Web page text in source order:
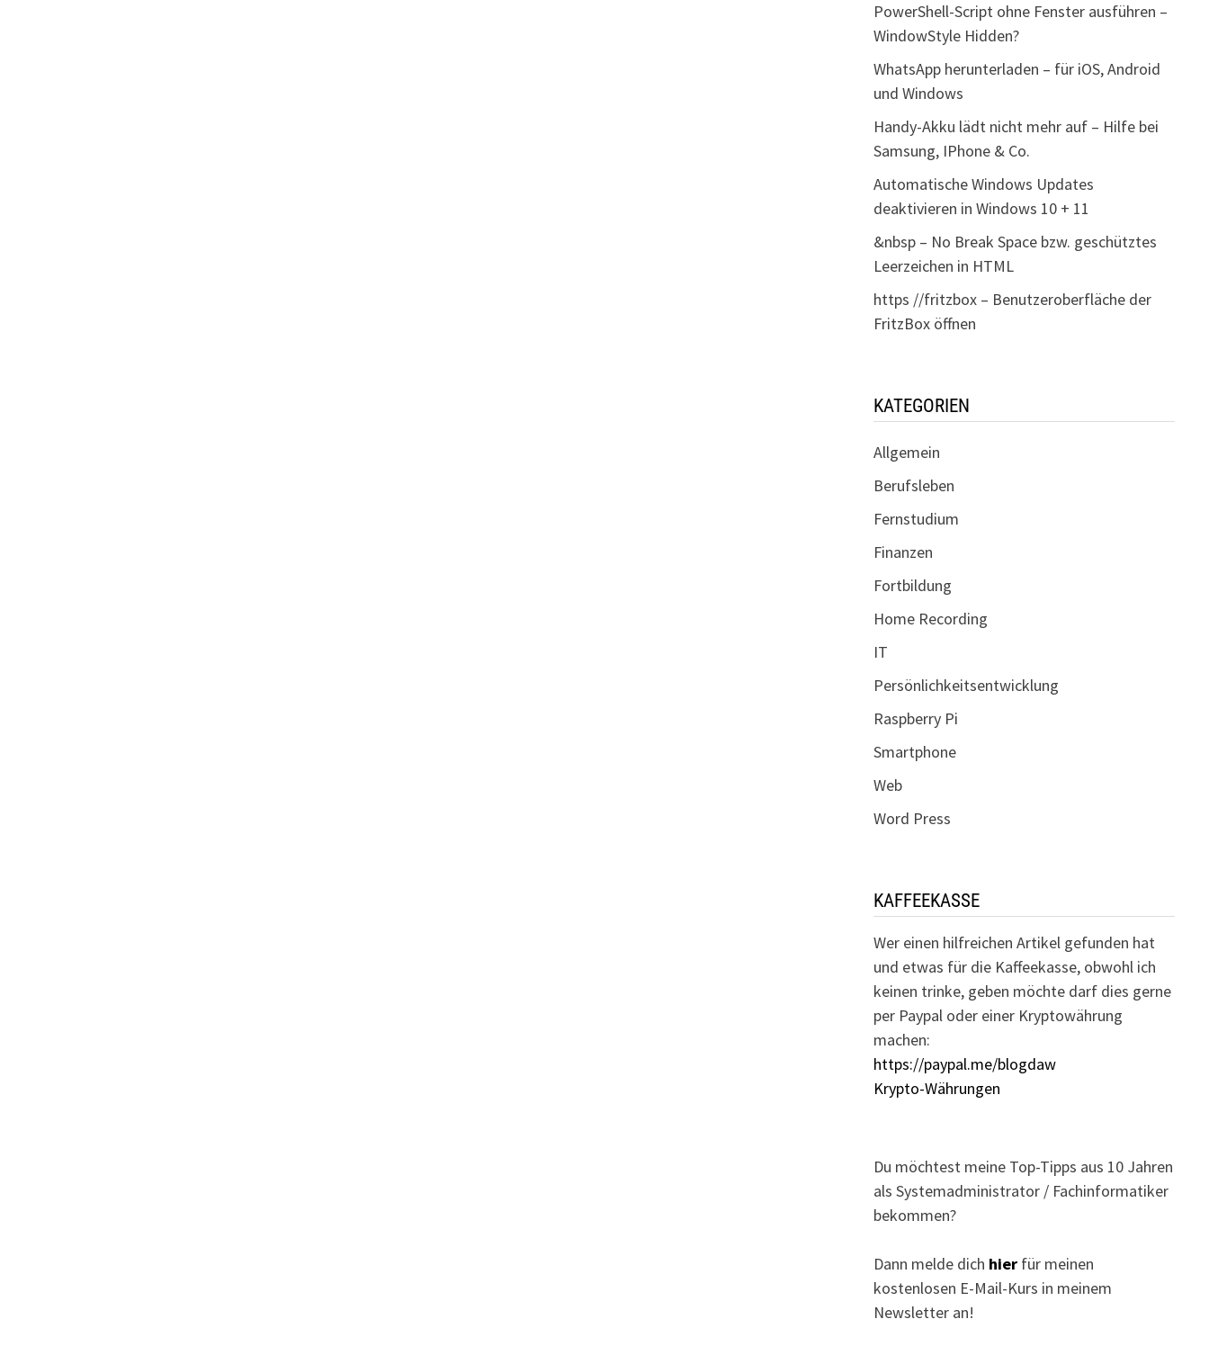
PowerShell-Script ohne Fenster ausführen –
WindowStyle Hidden?
WhatsApp herunterladen – für iOS, Android
und Windows
Handy-Akku lädt nicht mehr auf – Hilfe bei
Samsung, IPhone & Co.
Automatische Windows Updates
deaktivieren in Windows 10 + 11
&nbsp – No Break Space bzw. geschütztes
Leerzeichen in HTML
https //fritzbox – Benutzeroberfläche der
FritzBox öffnen
KATEGORIEN
Allgemein
Berufsleben
Fernstudium
Finanzen
Fortbildung
Home Recording
IT
Persönlichkeitsentwicklung
Raspberry Pi
Smartphone
Web
Word Press
KAFFEEKASSE
Wer einen hilfreichen Artikel gefunden hat
und etwas für die Kaffeekasse, obwohl ich
keinen trinke, geben möchte darf dies gerne
per Paypal oder einer Kryptowährung
machen:
https://paypal.me/blogdaw
Krypto-Währungen
Du möchtest meine Top-Tipps aus 10 Jahren
als Systemadministrator / Fachinformatiker
bekommen?
Dann melde dich hierfür meinen
kostenlosen E-Mail-Kurs in meinem
Newsletter an!